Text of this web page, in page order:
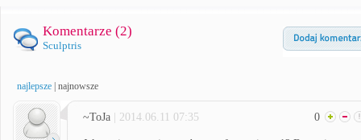
Komentarze (2)
Sculptris
najlepsze najnowsze
~ToJa | 2014.06.11 07:35 0